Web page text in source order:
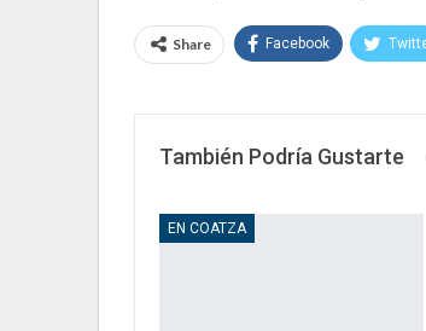
Share Facebook
También Podría Gustarte
EN COATZA